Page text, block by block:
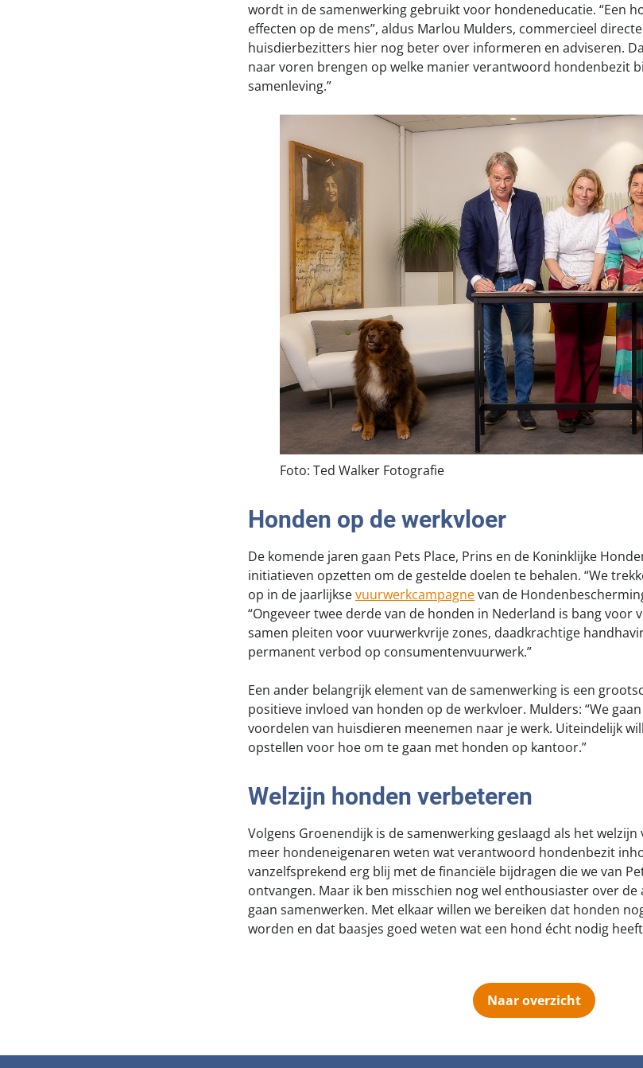
wordt in de samenwerking gebruikt voor hondeneducatie. “Een
effecten op de mens”, aldus Marlou Mulders, commercieel
huisdierbezitters hier nog beter over informeren en adviseren.
naar voren brengen op welke manier verantwoord hondenbezit
samenleving.”
Foto: Ted Walker Fotografie
Honden op de werkvloer
De komende jaren gaan Pets Place, Prins en de Koninklijke
initiatieven opzetten om de gestelde doelen te behalen. “We
op in de jaarlijksevuurwerkcampagnevan de
“Ongeveer twee derde van de honden in Nederland is bang voor
samen pleiten voor vuurwerkvrije zones, daadkrachtige
permanent verbod op consumentenvuurwerk.”
Een ander belangrijk element van de samenwerking is een
positieve invloed van honden op de werkvloer. Mulders: “We
voordelen van huisdieren meenemen naar je werk. Uiteindelijk
opstellen voor hoe om te gaan met honden op kantoor.”
Welzijn honden verbeteren
Volgens Groenendijk is de samenwerking geslaagd als het
meer hondeneigenaren weten wat verantwoord hondenbezit
vanzelfsprekend erg blij met de financiële bijdragen die we van
ontvangen. Maar ik ben misschien nog wel enthousiaster over
gaan samenwerken. Met elkaar willen we bereiken dat honden
worden en dat baasjes goed weten wat een hond écht nodig
Naar overzicht